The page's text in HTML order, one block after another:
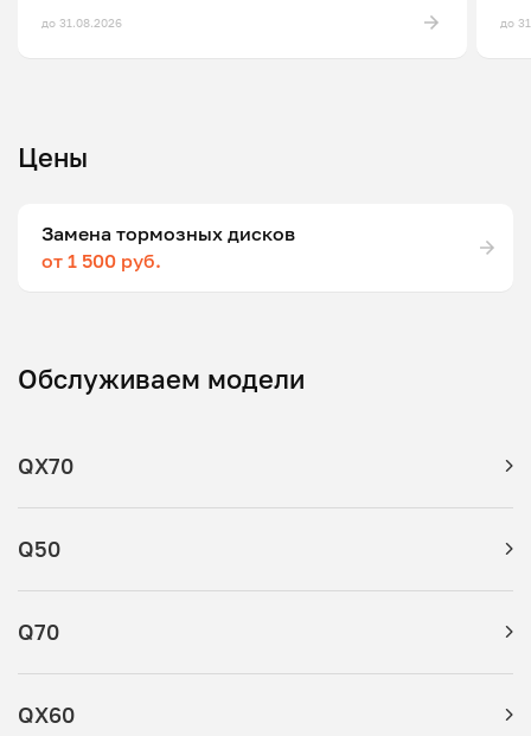
до 31.08.2026 до
Цены
Замена тормозных дисков
от 1 500 руб.
Обслуживаем модели
QX70
Q50
Q70
QX60